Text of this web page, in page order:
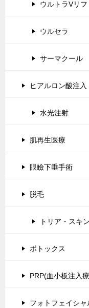
ウルトラVリフ
ウルセラ
サーマクール
ヒアルロン酸注入
水光注射
肌再生医療
眼瞼下垂手術
脱毛
トリア・スキ
ボトックス
PRP(血小板注入療
フォトフェイシャ